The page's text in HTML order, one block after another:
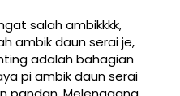
salah ambikkkk,
ambik daun serai je,
adalah bahagian
pi ambik daun serai